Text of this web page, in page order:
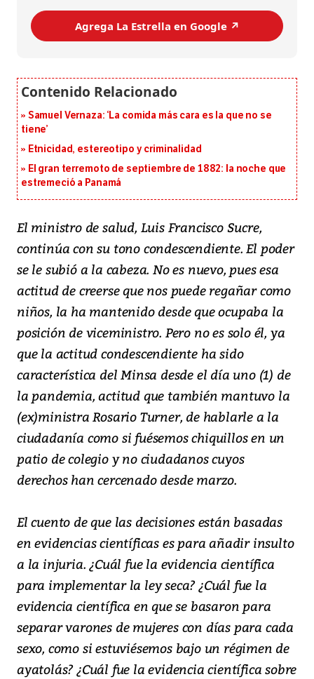
Agrega La Estrella en Google ↗️
Samuel Vernaza: ‘La comida más cara es la que no se
tiene’
Etnicidad, estereotipo y criminalidad
El gran terremoto de septiembre de 1882: la noche que
estremeció a Panamá
El ministro de salud, Luis Francisco Sucre,
continúa con su tono condescendiente. El poder
se le subió a la cabeza. No es nuevo, pues esa
actitud de creerse que nos puede regañar como
niños, la ha mantenido desde que ocupaba la
posición de viceministro. Pero no es solo él, ya
que la actitud condescendiente ha sido
característica del Minsa desde el día uno (1) de
la pandemia, actitud que también mantuvo la
(ex)ministra Rosario Turner, de hablarle a la
ciudadanía como si fuésemos chiquillos en un
patio de colegio y no ciudadanos cuyos
derechos han cercenado desde marzo.
El cuento de que las decisiones están basadas
en evidencias científicas es para añadir insulto
a la injuria. ¿Cuál fue la evidencia científica
para implementar la ley seca? ¿Cuál fue la
evidencia científica en que se basaron para
separar varones de mujeres con días para cada
sexo, como si estuviésemos bajo un régimen de
ayatolás? ¿Cuál fue la evidencia científica sobre